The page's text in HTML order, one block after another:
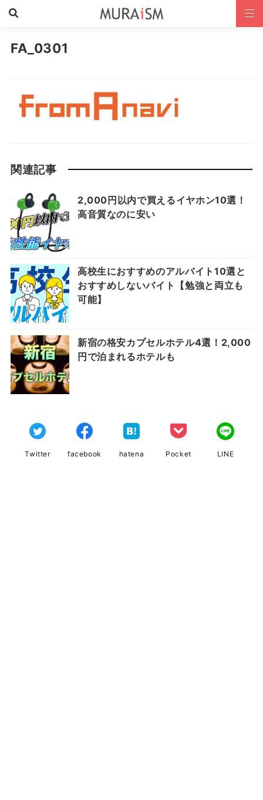
FA_0301
関連記事
2,000円以内で買えるイヤホン10選！
高音質なのに安い
高校生におすすめのアルバイト10選と
おすすめしないバイト【勉強と両立も
可能】
新宿の格安カプセルホテル4選！2,000
円で泊まれるホテルも
Twitter facebook hatena Pocket LINE